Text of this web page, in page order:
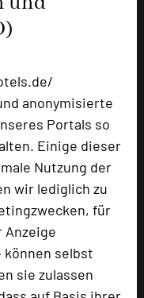
anonymisierte
Portals so
Einige dieser
Nutzung der
wir lediglich zu
für
selbst
sie zulassen